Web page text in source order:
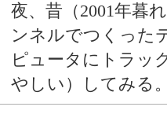
夜、昔（2001年暮
ンネルでつくった
ピュータにトラッ
やしい）してみる